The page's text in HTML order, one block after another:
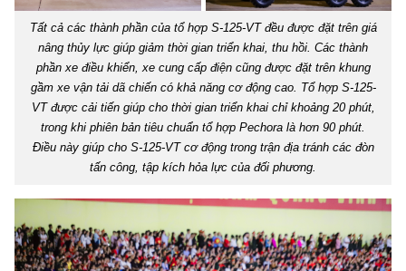
Tất cả các thành phần của tổ hợp S-125-VT đều được đặt trên giá
nâng thủy lực giúp giảm thời gian triển khai, thu hồi. Các thành
phần xe điều khiển, xe cung cấp điện cũng được đặt trên khung
gầm xe vận tải dã chiến có khả năng cơ động cao. Tổ hợp S-125-
VT được cải tiến giúp cho thời gian triển khai chỉ khoảng 20 phút,
trong khi phiên bản tiêu chuẩn tổ hợp Pechora là hơn 90 phút.
Điều này giúp cho S-125-VT cơ động trong trận địa tránh các đòn
tấn công, tập kích hỏa lực của đối phương.